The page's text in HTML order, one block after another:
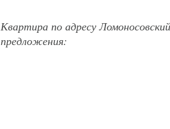
Квартира по адресу
предложения: